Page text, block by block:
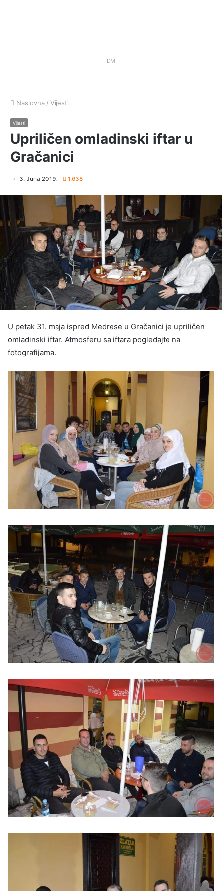
DM
Naslovna / Vijesti
Vijesti
Upriličen omladinski iftar u
Gračanici
3. Juna 2019. 1.638
U petak 31. maja ispred Medrese u Gračanici je upriličen
omladinski iftar. Atmosferu sa iftara pogledajte na
fotografijama.